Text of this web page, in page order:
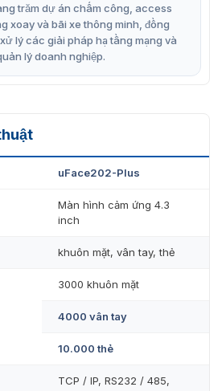
bật của ZKTeco uFace202 Plus
máy chấm công
mới nhất của ZKTeco, cung
thân thiện với người dùng,
sử dụng mượt mà. Dưới đây
có thể theo dõi để hiểu hơn
trăm dự án chấm công, access
xoay và bãi xe thông minh, đồng
lý các giải pháp hạ tầng mạng và
lý doanh nghiệp.
uFace202-Plus
Màn hình cảm ứng 4.3
inch
khuôn mặt, vân tay, thẻ
3000 khuôn mặt
4000 vân tay
10.000 thẻ
TCP / IP, RS232 / 485,